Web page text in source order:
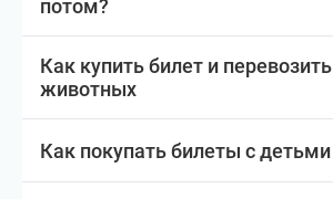
потом?
Как купить билет и перевозить
животных
Как покупать билеты с детьми